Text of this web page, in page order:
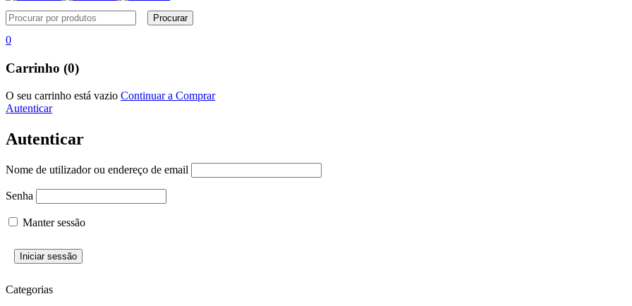
0
Carrinho (0)
O seu carrinho está vazio Continuar a Comprar
Autenticar
Autenticar
Nome de utilizador ou endereço de email
Senha
Manter sessão
Categorias